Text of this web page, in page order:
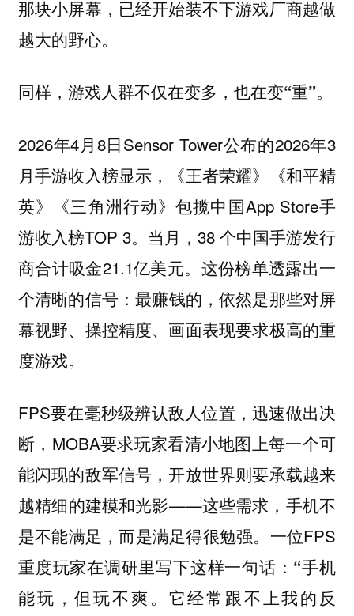
那块小屏幕，已经开始装不下游戏厂商越做
越大的野心。
同样， 游戏人群不仅在变多，也在变“重”。
2026年4月8日Sensor Tower公布的2026年3
月手游收入榜显示，《王者荣耀》《和平精
英》《三角洲行动》包揽中国App Store手
游收入榜TOP 3。当月，38 个中国手游发行
商合计吸金21.1亿美元。这份榜单透露出一
个清晰的信号：最赚钱的，依然是那些对屏
幕视野、操控精度、画面表现要求极高的重
度游戏。
FPS要在毫秒级辨认敌人位置，迅速做出决
断，MOBA要求玩家看清小地图上每一个可
能闪现的敌军信号，开放世界则要承载越来
越精细的建模和光影——这些需求，手机不
是不能满足，而是满足得很勉强。一位FPS
重度玩家在调研里写下这样一句话： “手机
能玩，但玩不爽。它经常跟不上我的反